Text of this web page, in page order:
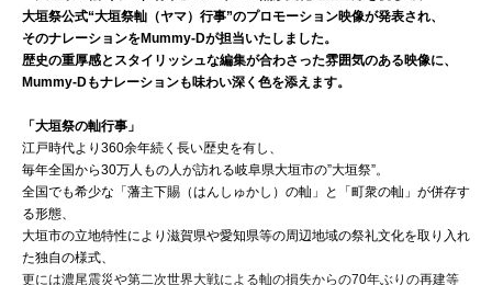
大垣祭公式“大垣祭軕（ヤマ）行事”のプロモーション映像が発表され、
そのナレーションをMummy-Dが担当いたしました。
歴史の重厚感とスタイリッシュな編集が合わさった雰囲気のある映像に、
Mummy-Dもナレーションも味わい深く色を添えます。
「大垣祭の軕行事」
江戸時代より360余年続く長い歴史を有し、
毎年全国から30万人もの人が訪れる岐阜県大垣市の”大垣祭”。
全国でも希少な「藩主下賜（はんしゅかし）の軕」と「町衆の軕」が併存す
る形態、
大垣市の立地特性により滋賀県や愛知県等の周辺地域の祭礼文化を取り入れ
た独自の様式、
更には濃尾震災や第二次世界大戦による軕の損失からの70年ぶりの再建等